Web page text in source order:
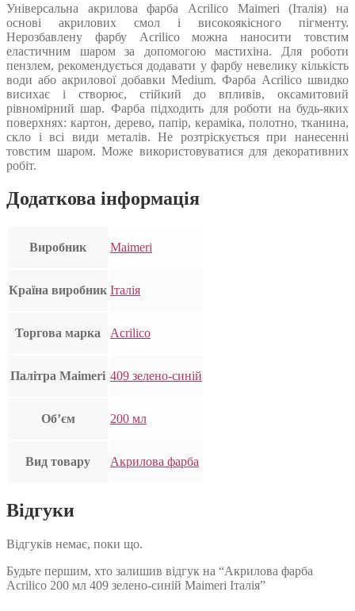
Універсальна акрилова фарба Acrilico Maimeri (Італія) на
основі акрилових смол і високоякісного пігменту.
Нерозбавлену фарбу Acrilico можна наносити товстим
еластичним шаром за допомогою мастихіна. Для роботи
пензлем, рекомендується додавати у фарбу невелику кількість
води або акрилової добавки Medium. Фарба Acrilico швидко
висихає і створює, стійкий до впливів, оксамитовий
рівномірний шар. Фарба підходить для роботи на будь-яких
поверхнях: картон, дерево, папір, кераміка, полотно, тканина,
скло і всі види металів. Не розтріскується при нанесенні
товстим шаром. Може використовуватися для декоративних
робіт.
Додаткова інформація
Виробник Maimeri
Країна виробник Італія
Торгова марка Acrilico
Палітра Maimeri 409 зелено-синій
Об’єм 200 мл
Вид товару Акрилова фарба
Відгуки
Відгуків немає, поки що.
Будьте першим, хто залишив відгук на “Акрилова фарба
Acrilico 200 мл 409 зелено-синій Maimeri Італія”